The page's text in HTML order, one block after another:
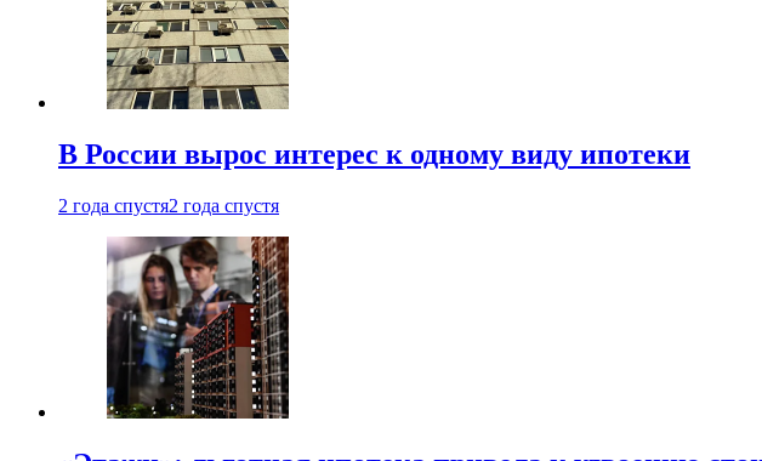
В России вырос интерес к одному виду ипотеки
2 года спустя2 года спустя